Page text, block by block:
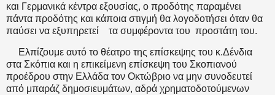
και Γερμανικά κέντρα εξουσίας, ο προδότης παραμένει
πάντα προδότης και κάποια στιγμή θα λογοδοτήσει όταν θα
παύσει να εξυπηρετεί
τα συμφέροντα του προστάτη του.
Ελπίζουμε αυτό το θέατρο της επίσκεψης του κ.Δένδια
στα Σκόπια και η επικείμενη επίσκεψη του Σκοπιανού
προέδρου στην Ελλάδα τον Οκτώβριο να μην συνοδευτεί
από μπαράζ δημοσιευμάτων, αδρά χρηματοδοτούμενων